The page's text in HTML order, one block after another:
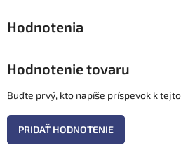
Hodnotenie tovaru
Buďte prvý, kto napíše príspevok k
PRIDAŤ HODNOTENIE